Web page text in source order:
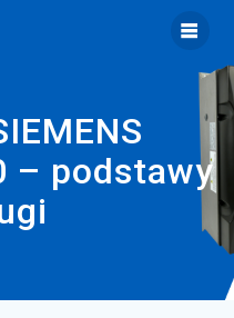
– podstawy